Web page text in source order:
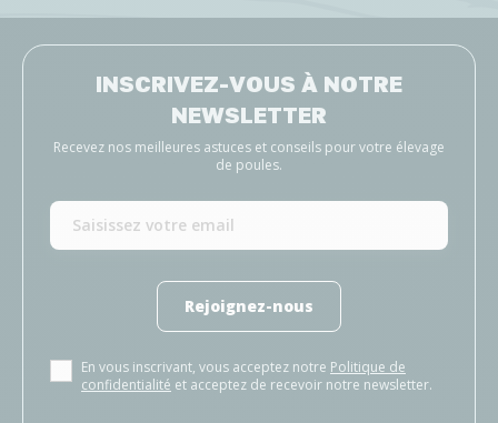
INSCRIVEZ-VOUS À NOTRE
NEWSLETTER
Recevez nos meilleures astuces et conseils pour votre élevage
de poules.
Rejoignez-nous
En vous inscrivant, vous acceptez notre Politique de
confidentialité et acceptez de recevoir notre newsletter.